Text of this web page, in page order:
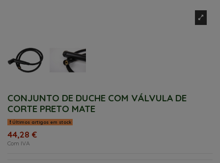
CONJUNTO DE DUCHE COM VÁLVULA DE
CORTE PRETO MATE
Últimos artigos em stock
44,28 €
Com IVA